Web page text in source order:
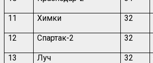
11 Химки 32
12 Спартак-2 32
13 Луч 32